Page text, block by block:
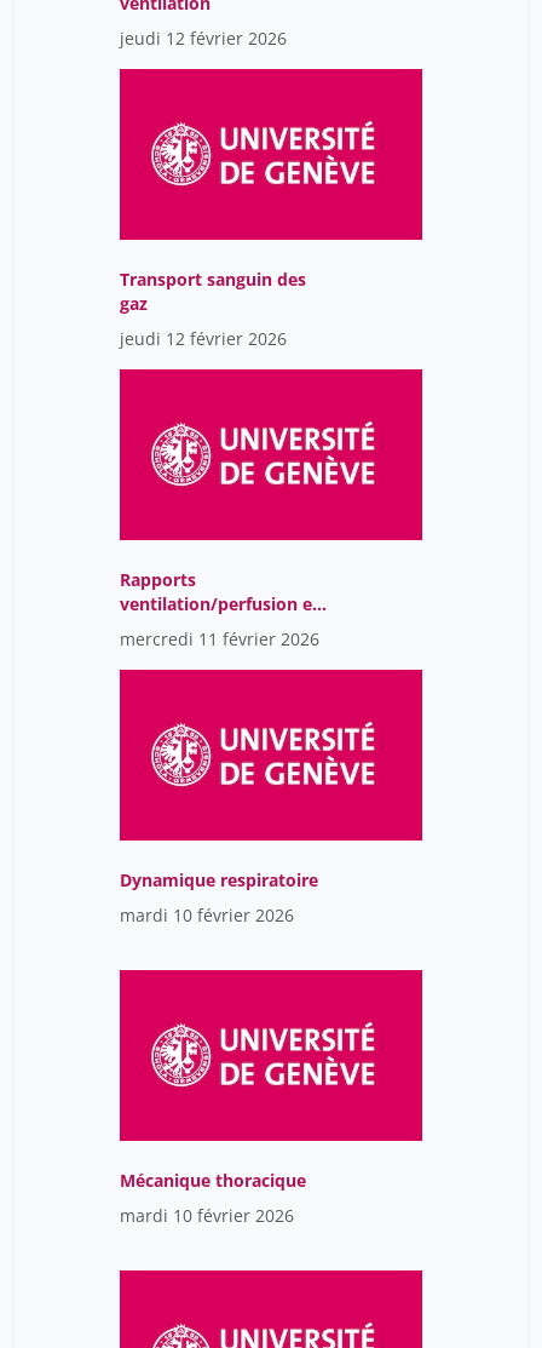
jeudi 12 février 2026
Transport sanguin des
gaz
jeudi 12 février 2026
Rapports
ventilation/perfusion et
hématose
mercredi 11 février 2026
Dynamique respiratoire
mardi 10 février 2026
Mécanique thoracique
mardi 10 février 2026